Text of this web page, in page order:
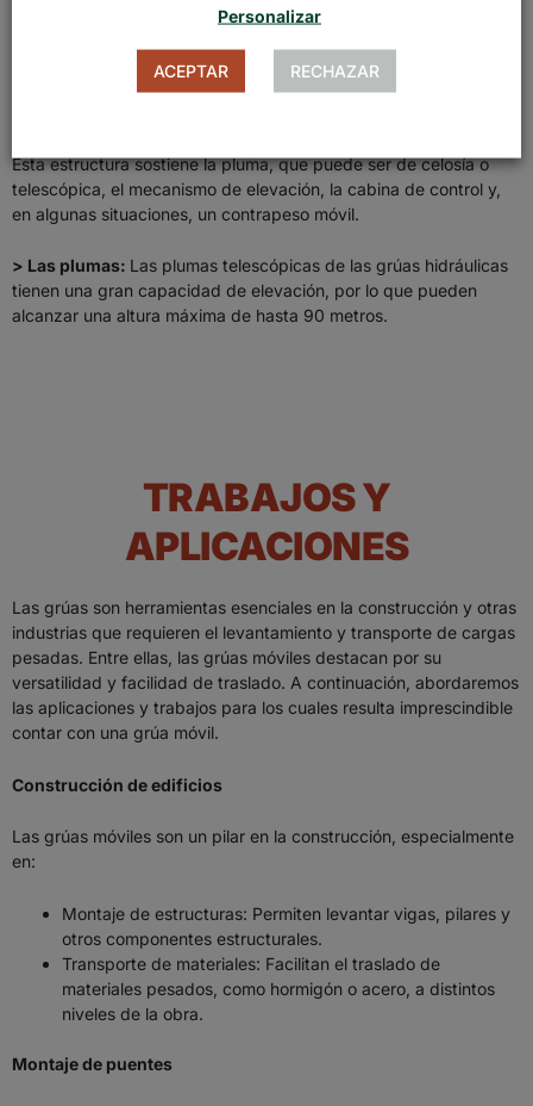
óptima y ágil. En el chasis también se encuentran los sistemas de
> Superestructura:Es una estructura giratoria que le permite
Esta estructura sostiene la pluma, que puede ser de celosía o
telescópica, el mecanismo de elevación, la cabina de control y,
en algunas situaciones, un contrapeso móvil.
> Las plumas: Las plumas telescópicas de las grúas hidráulicas
tienen una gran capacidad de elevación, por lo que pueden
alcanzar una altura máxima de hasta 90 metros.
TRABAJOS Y
APLICACIONES
Las grúas son herramientas esenciales en la construcción y otras
industrias que requieren el levantamiento y transporte de cargas
pesadas. Entre ellas, las grúas móviles destacan por su
versatilidad y facilidad de traslado. A continuación, abordaremos
las aplicaciones y trabajos para los cuales resulta imprescindible
contar con una grúa móvil.
Construcción de edificios
Las grúas móviles son un pilar en la construcción, especialmente
en:
Montaje de estructuras: Permiten levantar vigas, pilares y
otros componentes estructurales.
Transporte de materiales: Facilitan el traslado de
materiales pesados, como hormigón o acero, a distintos
niveles de la obra.
Montaje de puentes
Personalizar
ACEPTAR RECHAZAR